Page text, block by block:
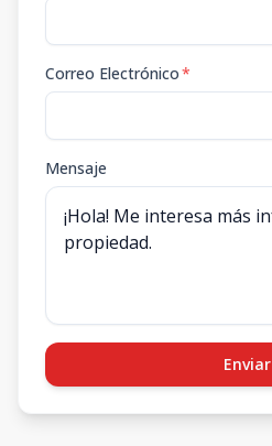
Correo Electrónico*
Mensaje
Enviar